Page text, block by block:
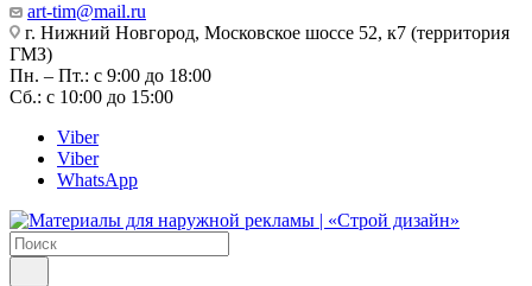
art-tim@mail.ru
г. Нижний Новгород, Московское шоссе 52, к7 (территория
ГМЗ)
Пн. – Пт.: с 9:00 до 18:00
Сб.: с 10:00 до 15:00
Viber
Viber
WhatsApp